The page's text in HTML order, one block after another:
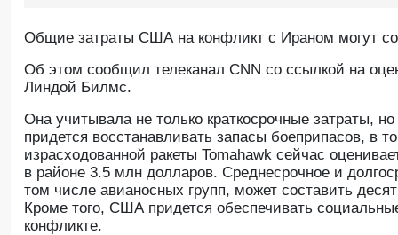
Общие затраты США на конфликт с Ираном могут
Oб этом сообщил телеканал CNN со ссылкой на
Линдой Билмс.
Она учитывала не только краткосрочные затраты,
придется восстанавливать запасы боеприпасов, в
израсходованной ракеты Tomahawk сейчас
в районе 3.5 млн долларов. Среднесрочное и
том числе авианосных групп, может составить
Кроме того, США придется обеспечивать
конфликте.